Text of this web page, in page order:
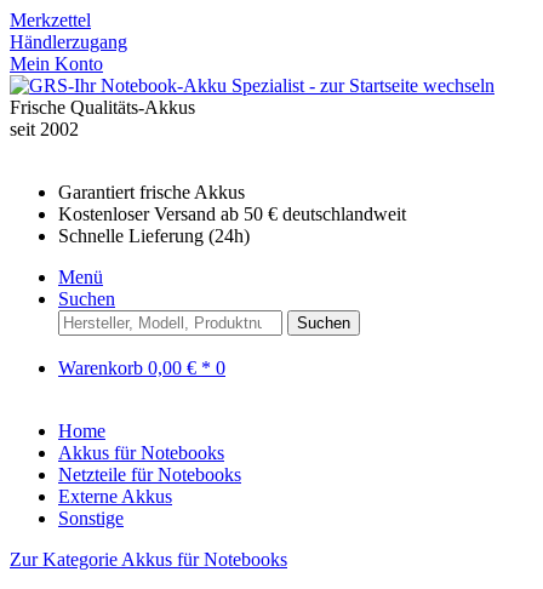
Merkzettel
Händlerzugang
Mein Konto
Frische Qualitäts-Akkus
seit 2002
Garantiert frische Akkus
Kostenloser Versand ab 50 € deutschlandweit
Schnelle Lieferung (24h)
Menü
Suchen
Suchen
Warenkorb 0,00 € * 0
Home
Akkus für Notebooks
Netzteile für Notebooks
Externe Akkus
Sonstige
Zur Kategorie Akkus für Notebooks